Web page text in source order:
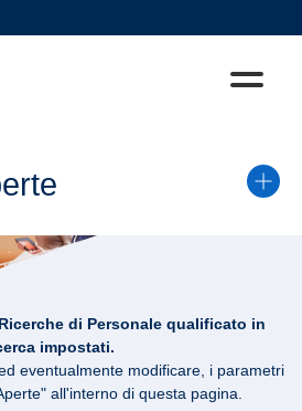
di Personale qualificato in
impostati.
eventualmente modificare, i parametri
all'interno di questa pagina.